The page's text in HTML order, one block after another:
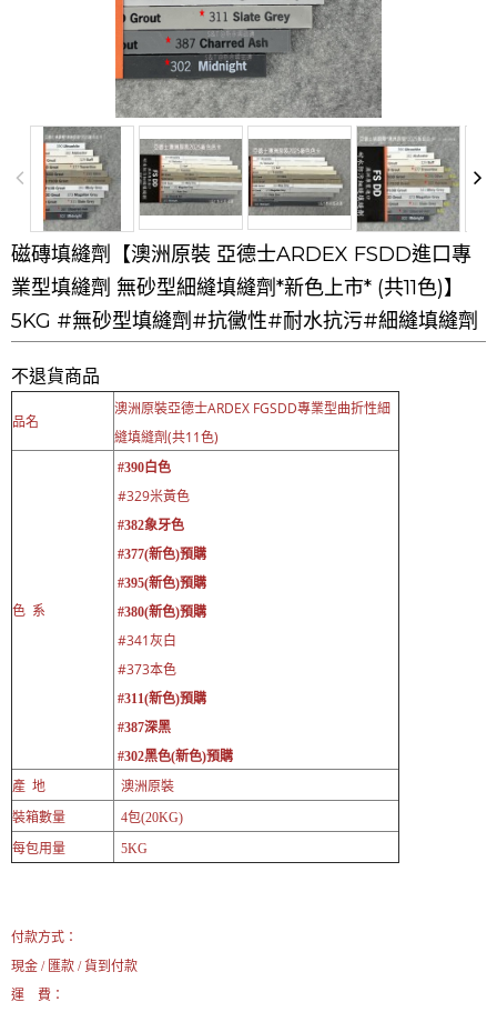
磁磚填縫劑【澳洲原裝 亞德士ARDEX FSDD進口專
業型填縫劑 無砂型細縫填縫劑*新色上市* (共11色)】
5KG #無砂型填縫劑#抗黴性#耐水抗污#細縫填縫劑
不退貨商品
品名
澳洲原裝亞德士ARDEX FGSDD專業型曲折性細
縫填縫劑(共11色)
色 系
#390白色
#329米黃色
#382象牙色
#377(新色)預購
#395(新色)預購
#380(新色)預購
#341灰白
#373本色
#311(新色)預購
#387深黑
#302黑色(新色)預購
產 地
澳洲原裝
裝箱數量
4包(20KG)
每包用量
5KG
付款方式：
現金 / 匯款 / 貨到付款
運 費：